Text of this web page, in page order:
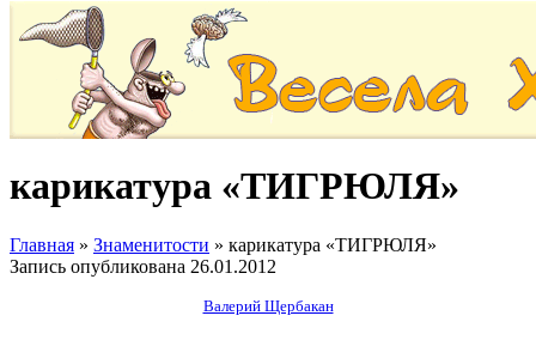
карикатура «ТИГРЮЛЯ»
Главная » Знаменитости » карикатура «ТИГРЮЛЯ»
Запись опубликована 26.01.2012
Валерий Щербакан